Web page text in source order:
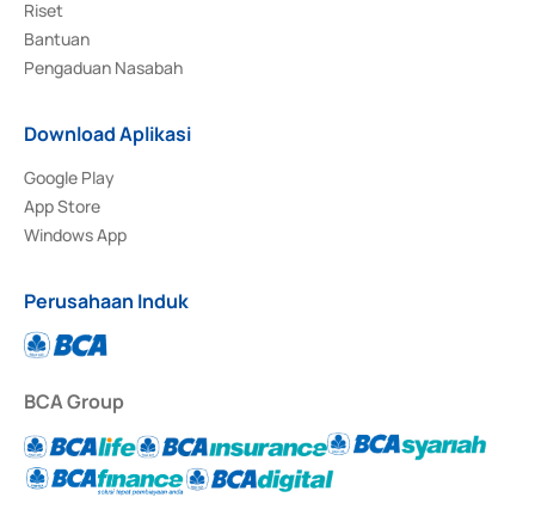
Riset
Bantuan
Pengaduan Nasabah
Download Aplikasi
Google Play
App Store
Windows App
Perusahaan Induk
BCA Group